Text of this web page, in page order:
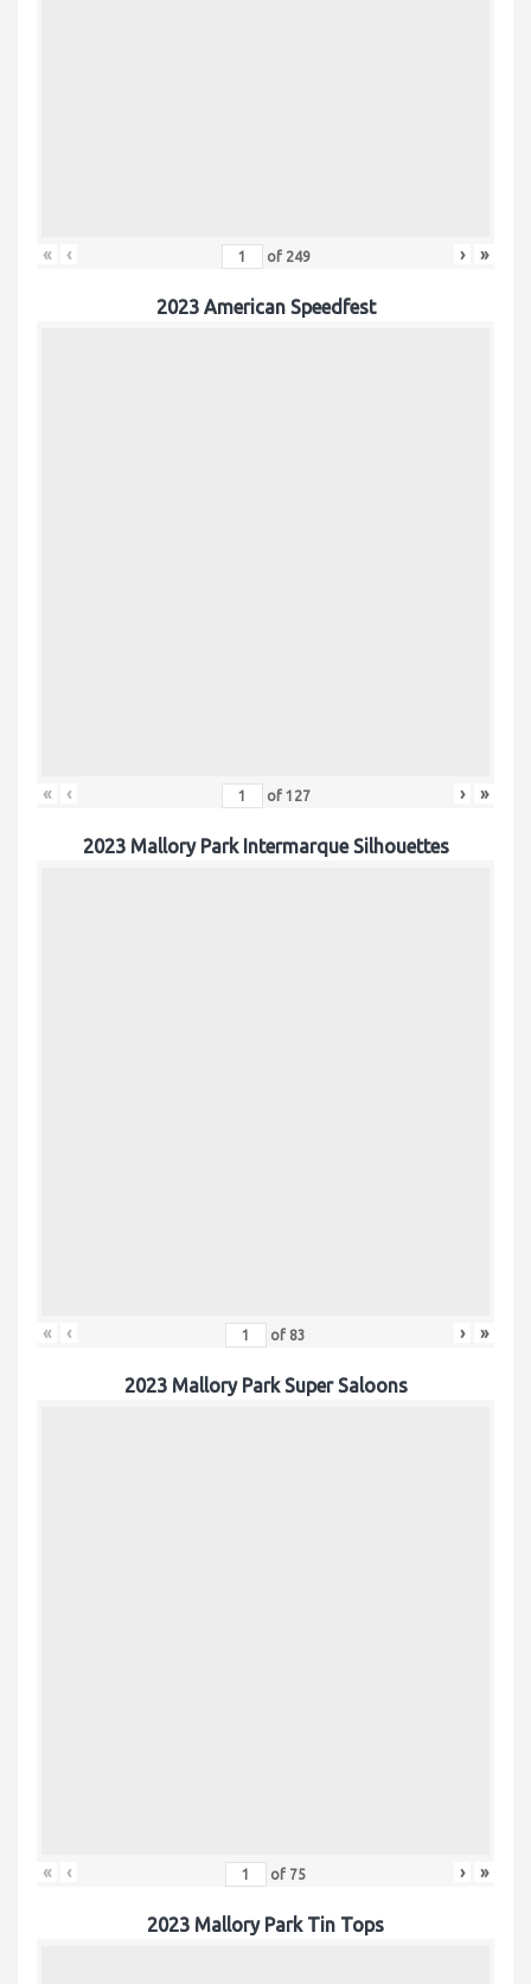
« ‹ of 249 › »
2023 American Speedfest
« ‹ of 127 › »
2023 Mallory Park Intermarque Silhouettes
« ‹ of 83 › »
2023 Mallory Park Super Saloons
« ‹ of 75 › »
2023 Mallory Park Tin Tops